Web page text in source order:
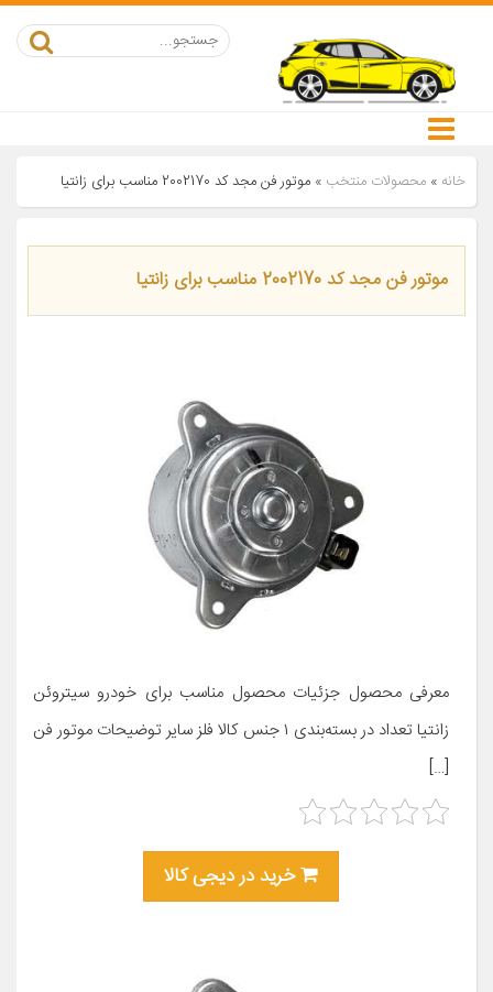
خانه » محصولات منتخب » موتور فن مجد کد 2002170 مناسب برای زانتیا
موتور فن مجد کد 2002170 مناسب برای زانتیا
معرفی محصول جزئیات محصول مناسب برای خودرو سیتروئن
زانتیا تعداد در بسته‌بندی ۱ جنس کالا فلز سایر توضیحات موتور فن
[…]
خرید در دیجی کالا